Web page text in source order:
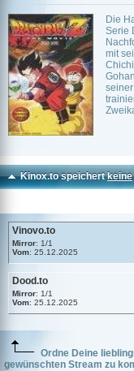
Die
Serie
mit
Kinox.to speichertkeine
Vinovo.to
Mirror: 1/1
Vom: 25.12.2025
Dood.to
Mirror: 1/1
Vom: 25.12.2025
Ordne Deine
gewünschten Stream zu